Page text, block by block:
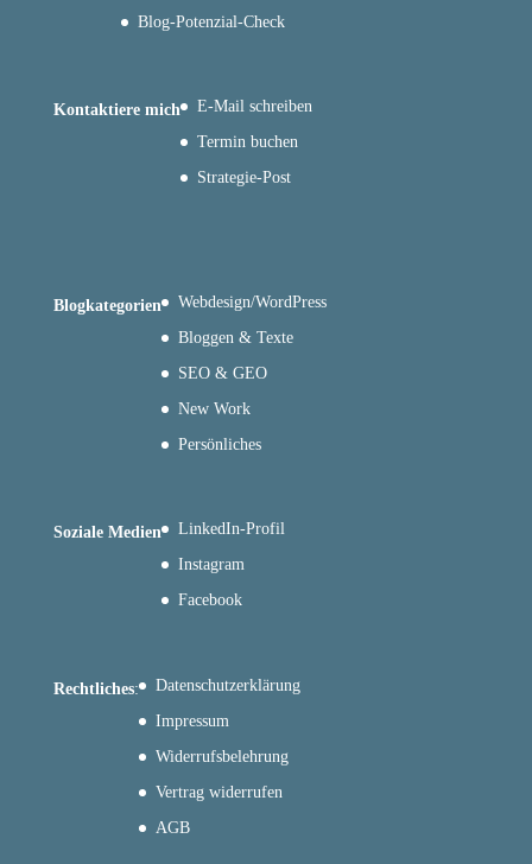
Blog-Potenzial-Check
Kontaktiere mich
E-Mail schreiben
Termin buchen
Strategie-Post
Blogkategorien
Webdesign/WordPress
Bloggen & Texte
SEO & GEO
New Work
Persönliches
Soziale Medien
LinkedIn-Profil
Instagram
Facebook
Rechtliches:
Datenschutzerklärung
Impressum
Widerrufsbelehrung
Vertrag widerrufen
AGB